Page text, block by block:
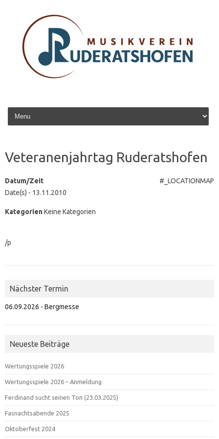
Zum Inhalt springen
Veteranenjahrtag Ruderatshofen
#_LOCATIONMAP
Datum/Zeit
Date(s) - 13.11.2010
KategorienKeine Kategorien
/p
Nächster Termin
06.09.2026 - Bergmesse
Neueste Beiträge
Wertungsspiele 2026
Wertungsspiele 2026 – Anmeldung
Ferdinand sucht seinen Ton (23.03.2025)
Fasnachtsabende 2025
Oktoberfest 2024